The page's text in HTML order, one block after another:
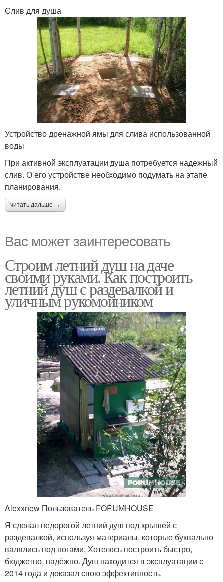
Слив для душа
Устройство дренажной ямы для слива использованной
воды
При активной эксплуатации душа потребуется надежный
слив. О его устройстве необходимо подумать на этапе
планирования.
читать дальше →
Вас может заинтересовать
Строим летний душ на даче
своими руками. Как построить
летний душ с раздевалкой и
уличным рукомойником
Alexxnew Пользователь FORUMHOUSE
Я сделал недорогой летний душ под крышей с
раздевалкой, используя материалы, которые буквально
валялись под ногами. Хотелось построить быстро,
бюджетно, надёжно. Душ находится в эксплуатации с
2014 года и доказал свою эффективность.